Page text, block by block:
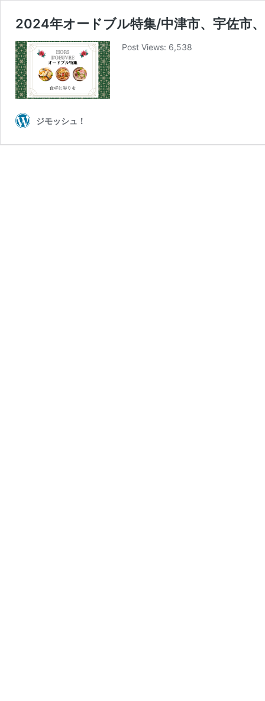
2024年オードブル特集/中津市、宇佐市
Post Views: 6,538
ジモッシュ！